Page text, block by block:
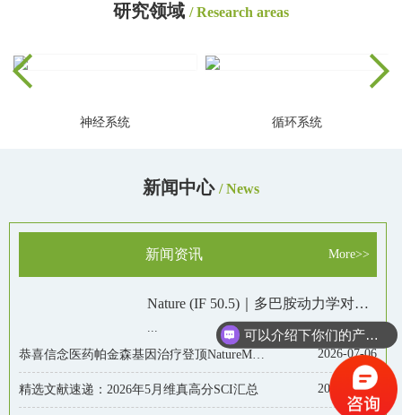
研究领域 / Research areas
神经系统 循环系统
新闻中心 / News
新闻资讯 More>>
Nature (IF 50.5)｜多巴胺动力学对于运动非必需但促进奖励反应
2026-07-06
精选文献速递：2026年5月维真高分SCI汇总 2026-06-24
可以介绍下你们的产品么？